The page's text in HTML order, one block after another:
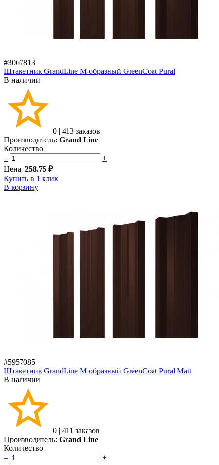
#3067813
Штакетник GrandLine M-образный GreenCoat Pural
В наличии
0 | 413 заказов
Производитель: Grand Line
Количество:
–
+
Цена: 258.75 ₽
Купить в 1 клик
В корзину
#5957085
Штакетник GrandLine M-образный GreenCoat Pural Matt
В наличии
0 | 411 заказов
Производитель: Grand Line
Количество:
–
+